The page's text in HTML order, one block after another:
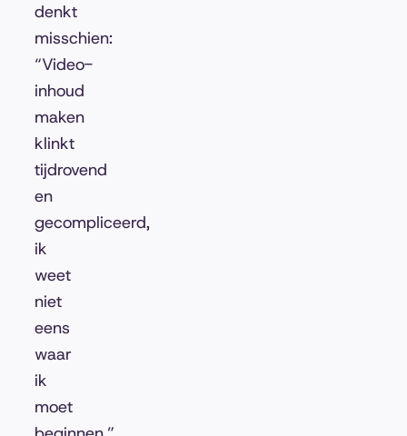
denkt
misschien:
“Video-
inhoud
maken
klinkt
tijdrovend
en
gecompliceerd,
ik
weet
niet
eens
waar
ik
moet